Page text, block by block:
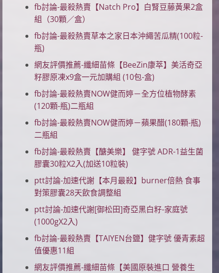
fb討論-最殺熱賣【Natch Pro】白腎豆藤黃果2盒
組（30顆／盒）
fb討論-最殺熱賣草本之家日本沖繩苦瓜精(100粒-
瓶)
網友評價推薦-纖細苗條【BeeZin康萃】美活奇亞
籽膠原凍x9盒一元加購組 (10包-盒)
fb討論-最殺熱賣NOW健而婷－全方位植物酵素
(120顆-瓶)二瓶組
fb討論-最殺熱賣NOW健而婷－蘋果醋(180顆-瓶)
二瓶組
fb討論-最殺熱賣【醣美樂】 健字號 ADR-1益生菌
膠囊30粒X2入(加送10粒裝)
ptt討論-加速代謝【本月最殺】burner倍熱 食事
對策膠囊28天飲食調整組
ptt討論-加速代謝[御松田]奇亞黑白籽-家庭號
(1000gX2入)
fb討論-最殺熱賣【TAIYEN台鹽】健字號 優青素超
值優惠11組
網友評價推薦-纖細苗條【美國原裝進口 營養生